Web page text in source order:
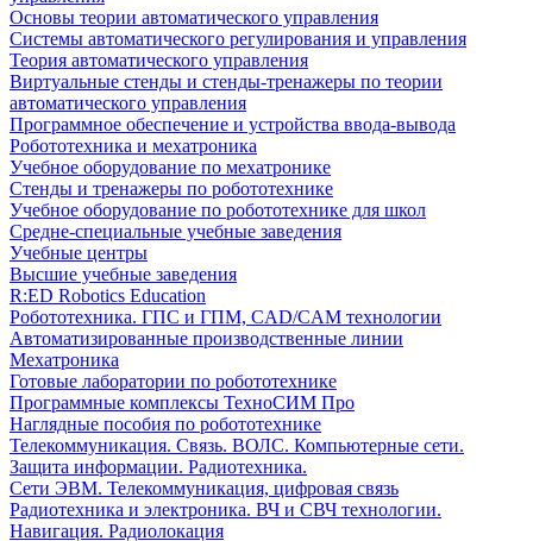
Основы теории автоматического управления
Системы автоматического регулирования и управления
Теория автоматического управления
Виртуальные стенды и стенды-тренажеры по теории
автоматического управления
Программное обеспечение и устройства ввода-вывода
Робототехника и мехатроника
Учебное оборудование по мехатронике
Стенды и тренажеры по робототехнике
Учебное оборудование по робототехнике для школ
Средне-специальные учебные заведения
Учебные центры
Высшие учебные заведения
R:ED Robotics Education
Робототехника. ГПС и ГПМ, CAD/CAM технологии
Автоматизированные производственные линии
Мехатроника
Готовые лаборатории по робототехнике
Программные комплексы ТехноСИМ Про
Наглядные пособия по робототехнике
Телекоммуникация. Связь. ВОЛС. Компьютерные сети.
Защита информации. Радиотехника.
Сети ЭВМ. Телекоммуникация, цифровая связь
Радиотехника и электроника. ВЧ и СВЧ технологии.
Навигация. Радиолокация